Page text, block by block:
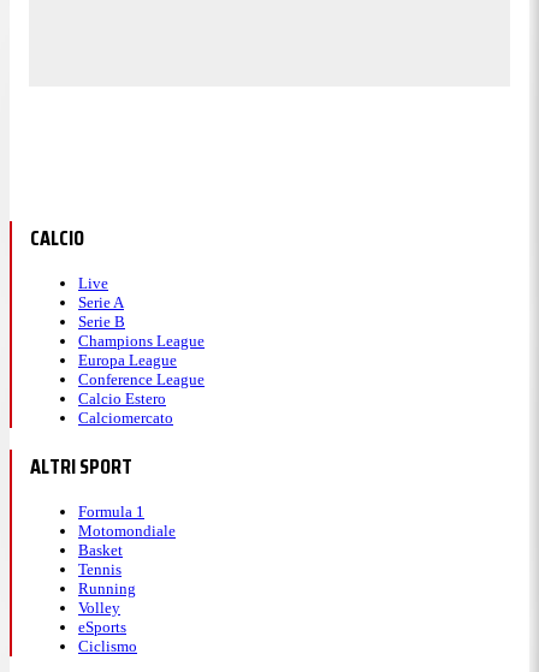
CALCIO
Live
Serie A
Serie B
Champions League
Europa League
Conference League
Calcio Estero
Calciomercato
ALTRI SPORT
Formula 1
Motomondiale
Basket
Tennis
Running
Volley
eSports
Ciclismo